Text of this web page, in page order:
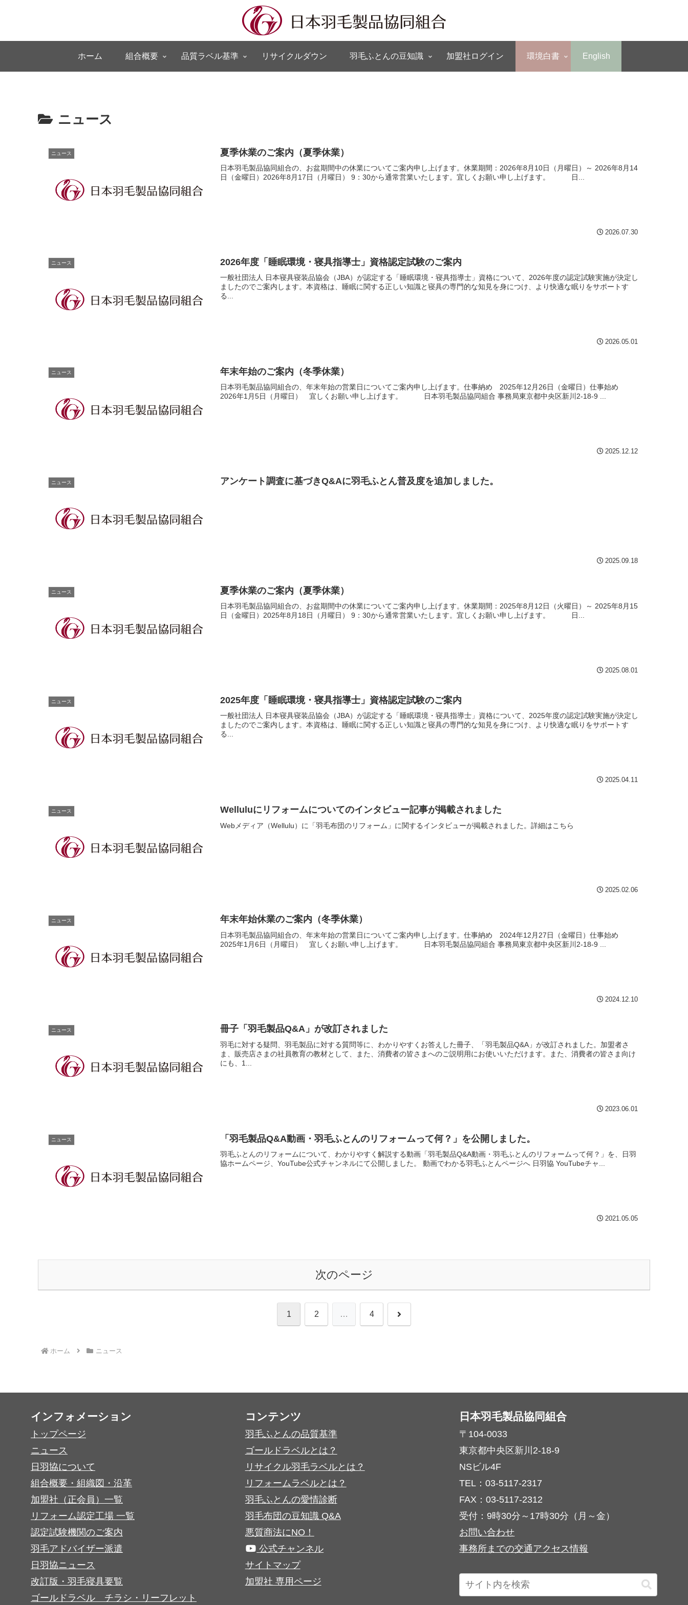
ホーム 組合概要 品質ラベル基準 リサイクルダウン 羽毛ふとんの豆知識 加盟社ログイン 環境白書 English
ニュース
ニュース 夏季休業のご案内（夏季休業）
日本羽毛製品協同組合の、お盆期間中の休業についてご案内申し上げます。休業期間：2026年8月10日（月曜日）～ 2026年8月14
日（金曜日）2026年8月17日（月曜日） 9：30から通常営業いたします。宜しくお願い申し上げます。 日...
2026.07.30
ニュース 2026年度「睡眠環境・寝具指導士」資格認定試験のご案内
一般社団法人 日本寝具寝装品協会（JBA）が認定する「睡眠環境・寝具指導士」資格について、2026年度の認定試験実施が決定し
ましたのでご案内します。本資格は、睡眠に関する正しい知識と寝具の専門的な知見を身につけ、より快適な眠りをサポートす
る...
2026.05.01
ニュース 年末年始のご案内（冬季休業）
日本羽毛製品協同組合の、年末年始の営業日についてご案内申し上げます。仕事納め 2025年12月26日（金曜日）仕事始め
2026年1月5日（月曜日） 宜しくお願い申し上げます。 日本羽毛製品協同組合 事務局東京都中央区新川2-18-9 ...
2025.12.12
ニュース アンケート調査に基づきQ&Aに羽毛ふとん普及度を追加しました。
2025.09.18
ニュース 夏季休業のご案内（夏季休業）
日本羽毛製品協同組合の、お盆期間中の休業についてご案内申し上げます。休業期間：2025年8月12日（火曜日）～ 2025年8月15
日（金曜日）2025年8月18日（月曜日） 9：30から通常営業いたします。宜しくお願い申し上げます。 日...
2025.08.01
ニュース 2025年度「睡眠環境・寝具指導士」資格認定試験のご案内
一般社団法人 日本寝具寝装品協会（JBA）が認定する「睡眠環境・寝具指導士」資格について、2025年度の認定試験実施が決定し
ましたのでご案内します。本資格は、睡眠に関する正しい知識と寝具の専門的な知見を身につけ、より快適な眠りをサポートす
る...
2025.04.11
ニュース Welluluにリフォームについてのインタビュー記事が掲載されました
Webメディア（Wellulu）に「羽毛布団のリフォーム」に関するインタビューが掲載されました。詳細はこちら
2025.02.06
ニュース 年末年始休業のご案内（冬季休業）
日本羽毛製品協同組合の、年末年始の営業日についてご案内申し上げます。仕事納め 2024年12月27日（金曜日）仕事始め
2025年1月6日（月曜日） 宜しくお願い申し上げます。 日本羽毛製品協同組合 事務局東京都中央区新川2-18-9 ...
2024.12.10
ニュース 冊子「羽毛製品Q&A」が改訂されました
羽毛に対する疑問、羽毛製品に対する質問等に、わかりやすくお答えした冊子、「羽毛製品Q&A」が改訂されました。加盟者さ
ま、販売店さまの社員教育の教材として、また、消費者の皆さまへのご説明用にお使いいただけます。また、消費者の皆さま向け
にも、1...
2023.06.01
ニュース 「羽毛製品Q&A動画・羽毛ふとんのリフォームって何？」を公開しました。
羽毛ふとんのリフォームについて、わかりやすく解説する動画「羽毛製品Q&A動画・羽毛ふとんのリフォームって何？」を、日羽
協ホームページ、YouTube公式チャンネルにて公開しました。 動画でわかる羽毛ふとんページへ 日羽協 YouTubeチャ...
2021.05.05
次のページ
1 2 … 4 次
ホーム ニュース
インフォメーション
トップページ
ニュース
日羽協について
組合概要・組織図・沿革
加盟社（正会員）一覧
リフォーム認定工場 一覧
認定試験機関のご案内
羽毛アドバイザー派遣
日羽協ニュース
改訂版・羽毛寝具要覧
ゴールドラベル チラシ・リーフレット
コンテンツ
羽毛ふとんの品質基準
ゴールドラベルとは？
リサイクル羽毛ラベルとは？
リフォームラベルとは？
羽毛ふとんの愛情診断
羽毛布団の豆知識 Q&A
悪質商法にNO！
公式チャンネル
サイトマップ
加盟社 専用ページ
日本羽毛製品協同組合
〒104-0033
東京都中央区新川2-18-9
NSビル4F
TEL：03-5117-2317
FAX：03-5117-2312
受付：9時30分～17時30分（月～金）
お問い合わせ
事務所までの交通アクセス情報